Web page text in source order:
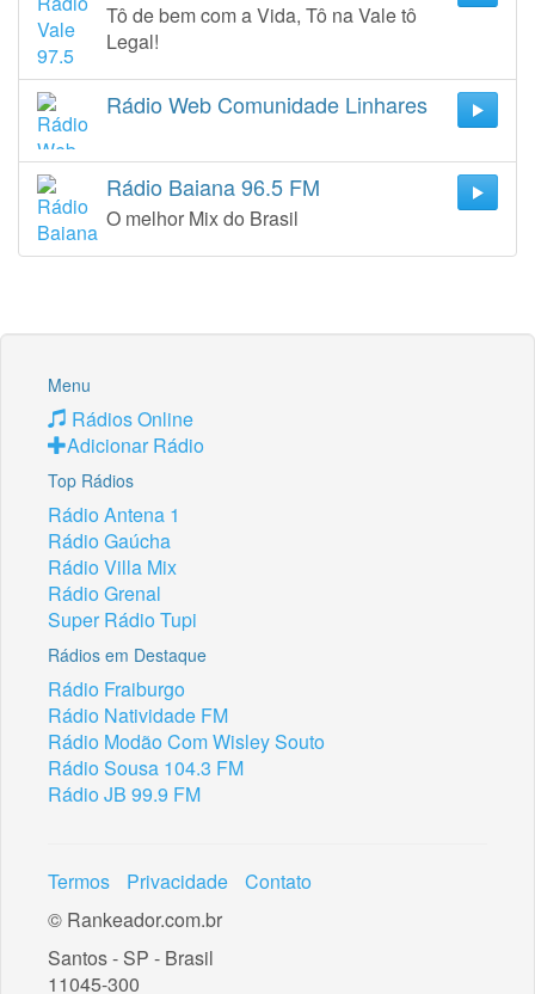
Tô de bem com a Vida, Tô na Vale tô
Legal!
Rádio Web Comunidade Linhares
Rádio Baiana 96.5 FM
O melhor Mix do Brasil
Menu
Rádios Online
Adicionar Rádio
Top Rádios
Rádio Antena 1
Rádio Gaúcha
Rádio Villa Mix
Rádio Grenal
Super Rádio Tupi
Rádios em Destaque
Rádio Fraiburgo
Rádio Natividade FM
Rádio Modão Com Wisley Souto
Rádio Sousa 104.3 FM
Rádio JB 99.9 FM
Termos Privacidade
Contato
© Rankeador.com.br
Santos - SP - Brasil
11045-300